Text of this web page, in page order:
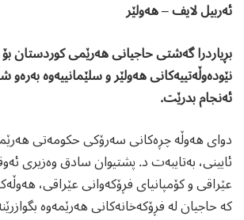
ئەربیل لایف – هەولێر
بڕیاردرا گەشتی حاجیانی هەرێمی کوردستان
نێودەوڵەتییەکانی هەولێر و سلێمانییەوە
ئەنجام بدرێت.
دوای هەوڵە چڕەکانی سەرۆکی حکومەتی
ئایینی، بەتایبەت د. پشتیوان سادق
عێراقی و کۆمپانیای فڕۆکەوانی عێراقی،
کە حاجیان لە فڕۆکەخانەکانی هەرێمەوە